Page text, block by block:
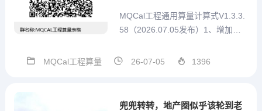
MQCal工程通用算量计算式V1.3.3.
58（2026.07.05发布）1、增加技
通用算量计算式V1.3.3.56 2026.07.
板设置...
MQCal工程算量 26-07-05 1396
兜兜转转，地产圈似乎该轮到老